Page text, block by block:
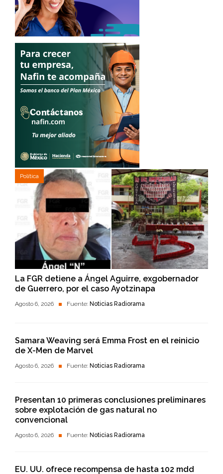
Política
La FGR detiene a Ángel Aguirre, exgobernador
de Guerrero, por el caso Ayotzinapa
Agosto 6, 2026 Fuente: Noticias Radiorama
Samara Weaving será Emma Frost en el reinicio
de X-Men de Marvel
Agosto 6, 2026 Fuente: Noticias Radiorama
Presentan 10 primeras conclusiones preliminares
sobre explotación de gas natural no
convencional
Agosto 6, 2026 Fuente: Noticias Radiorama
EU. UU. ofrece recompensa de hasta 102 mdd